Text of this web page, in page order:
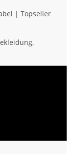
| Topseller